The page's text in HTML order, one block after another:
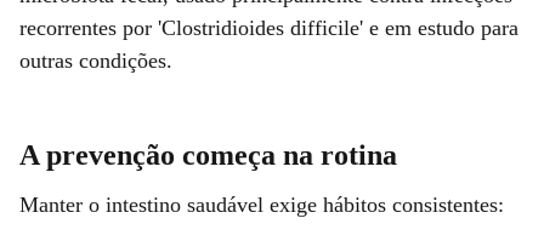
recorrentes por 'Clostridioides difficile' e em estudo para
outras condições.
A prevenção começa na rotina
Manter o intestino saudável exige hábitos consistentes: